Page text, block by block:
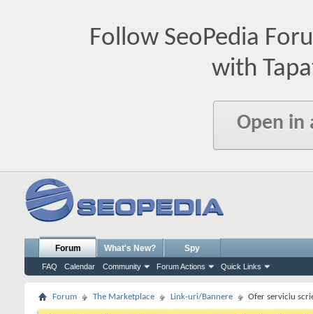
Follow SeoPedia
with
Open in
Forum
FAQ Calendar Community Forum Actions Quick Links
What's New? Spy
Forum The Marketplace Link-uri/Bannere Ofer serviciu